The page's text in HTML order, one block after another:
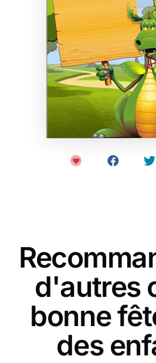
d'autres
bonne
des